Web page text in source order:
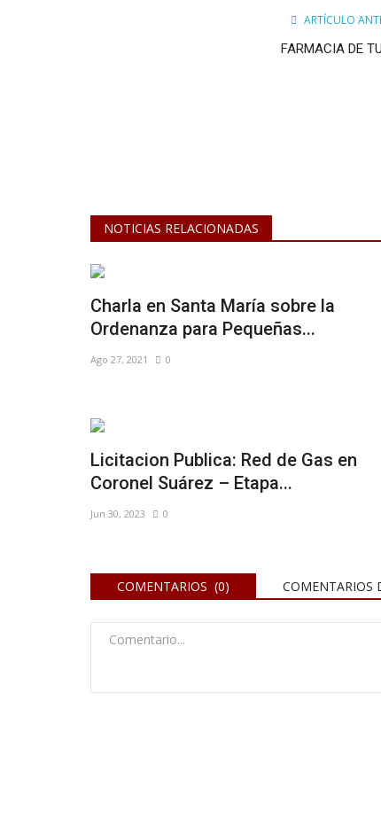
ARTÍCULO
FARMACIA DE
NOTICIAS RELACIONADAS
Charla en Santa María sobre la
Ordenanza para Pequeñas...
Ago 27, 2021 0
Licitacion Publica: Red de Gas en
Coronel Suárez – Etapa...
Jun 30, 2023 0
COMENTARIOS (0) COMENTARIOS